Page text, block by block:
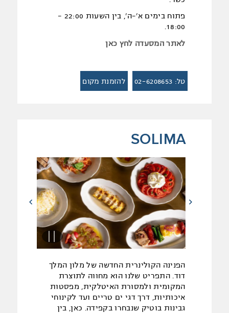
פתוח בימים א'-ה', בין השעות 22:00 -
18:00.
לאתר המסעדה לחץ כאן
טל: 02-6208653 להזמנת מקום
SOLIMA
הפנינה הקולינרית החדשה של מלון המלך
דוד. התפריט שלנו הוא מחווה לתוצרת
המקומית ולמסורת האיטלקית, מפסטות
איכותיות, דרך דגי ים טריים ועד לקינוחי
גבינות בוטיק שנבחרו בקפידה. כאן, בין